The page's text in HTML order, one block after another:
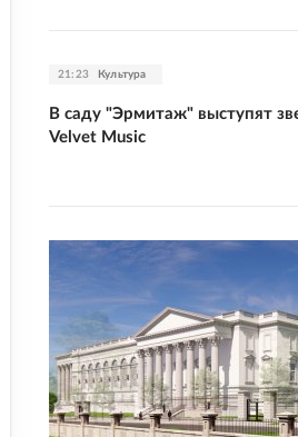
21:23 Культура
В саду "Эрмитаж" выступят
Velvet Music